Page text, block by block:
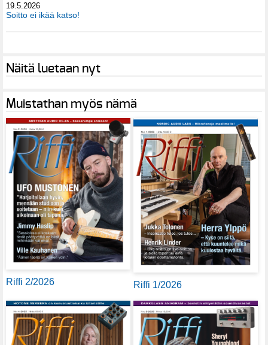
19.5.2026
Soitto ei ikää katso!
Näitä luetaan nyt
Muistathan myös nämä
Riffi 2/2026 Riffi 1/2026